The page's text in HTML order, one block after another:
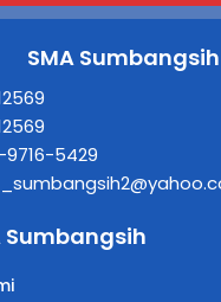
SMA Sumbangsih
5429
Sumbangsih